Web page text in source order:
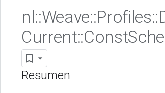
nl::Weave::Profiles::
Current::Const
Resumen